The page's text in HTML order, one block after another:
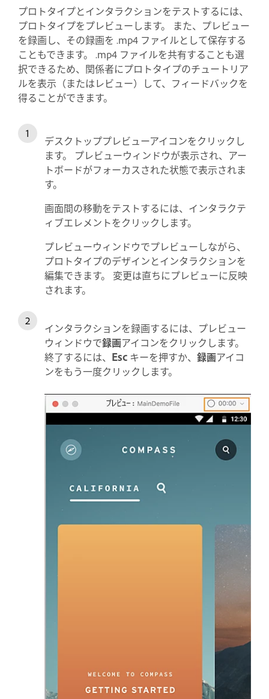
プロトタイプとインタラクションをテストするには、
プロトタイプをプレビューします。 また、プレビュー
を録画し、その録画を .mp4 ファイルとして保存する
こともできます。 .mp4 ファイルを共有することも選
択できるため、関係者にプロトタイプのチュートリア
ルを表示（またはレビュー）して、フィードバックを
得ることができます。
デスクトッププレビューアイコンをクリックし
ます。 プレビューウィンドウが表示され、アー
トボードがフォーカスされた状態で表示されま
す。
画面間の移動をテストするには、インタラクテ
ィブエレメントをクリックします。
プレビューウィンドウでプレビューしながら、
プロトタイプのデザインとインタラクションを
編集できます。 変更は直ちにプレビューに反映
されます。
インタラクションを録画するには、プレビュー
ウィンドウで録画アイコンをクリックします。
終了するには、 Esc キーを押すか、 録画アイコ
ンをもう一度クリックします。